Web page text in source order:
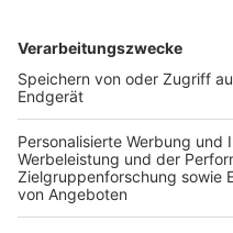
TOP-VEREINE
TOP-PARTNER